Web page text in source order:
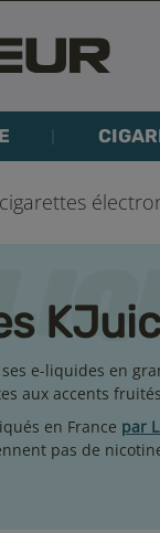
ses e-liquides en
aux accents
en France par
pas de